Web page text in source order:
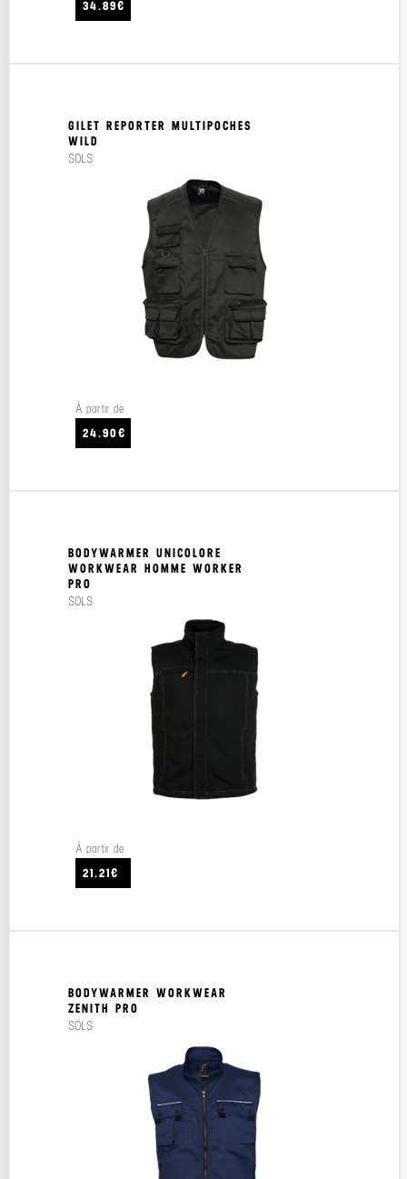
34.89€
GILET REPORTER MULTIPOCHES
WILD
SOLS
À partir de
24.90€
BODYWARMER UNICOLORE
WORKWEAR HOMME WORKER
PRO
SOLS
À partir de
21.21€
BODYWARMER WORKWEAR
ZENITH PRO
SOLS